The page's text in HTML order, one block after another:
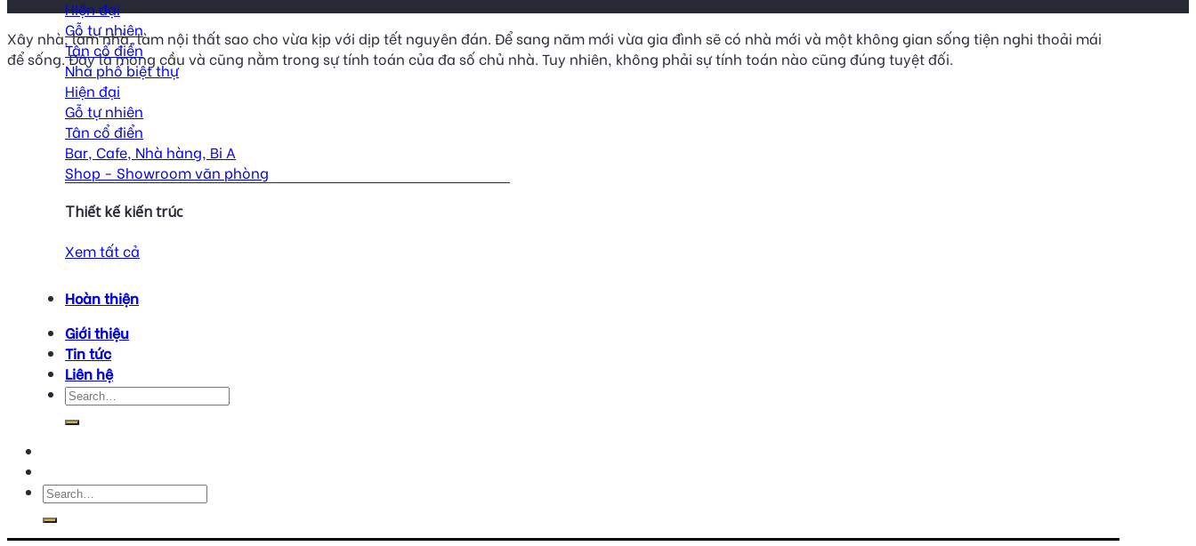
Hiện đại
Gỗ tự nhiên
Tân cổ điển
Nhà phố biệt thự
Hiện đại
Gỗ tự nhiên
Tân cổ điển
Bar, Cafe, Nhà hàng, Bi A
Shop - Showroom văn phòng
Thiết kế kiến trúc
Xem tất cả
Hoàn thiện
Giới thiệu
Tin tức
Liên hệ
Xây nhà, làm nhà, làm nội thất sao cho vừa kịp với dịp tết nguyên đán. Để sang năm mới vừa gia đình sẽ có nhà mới và một không gian sống tiện nghi thoải mái
để sống. Đây là mong cầu và cũng nằm trong sự tính toán của đa số chủ nhà. Tuy nhiên, không phải sự tính toán nào cũng đúng tuyệt đối.